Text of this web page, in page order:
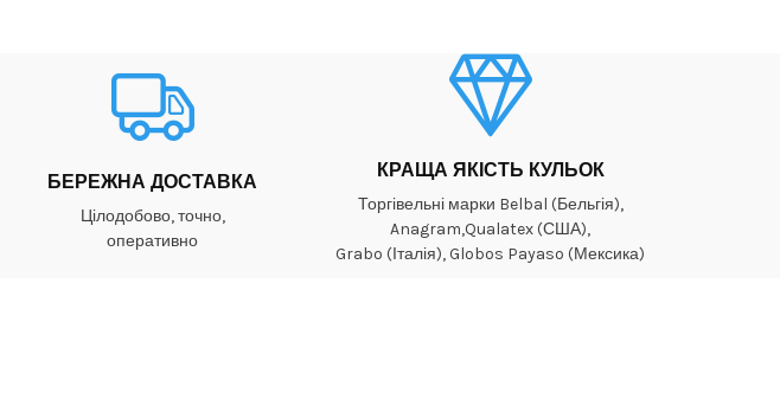
БЕРЕЖНА ДОСТАВКА
Цілодобово, точно,
оперативно
КРАЩА ЯКІСТЬ КУЛЬОК
Торгівельні марки Belbal (Бельгія),
Anagram,Qualatex (США),
Grabo (Італія), Globos Payaso (Мексика)